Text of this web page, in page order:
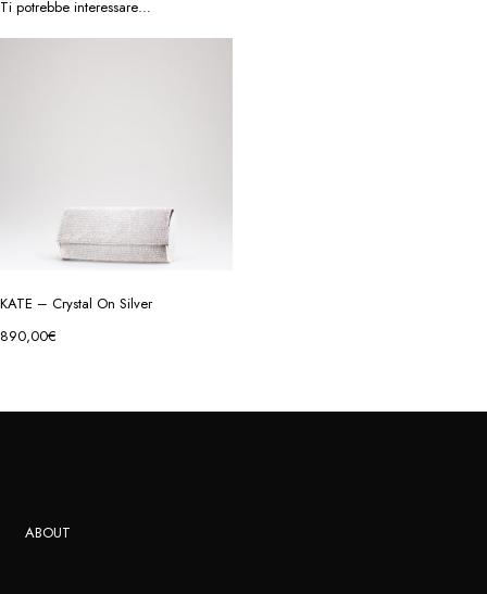
Ti potrebbe interessare…
KATE – Crystal On Silver
890,00€
ABOUT